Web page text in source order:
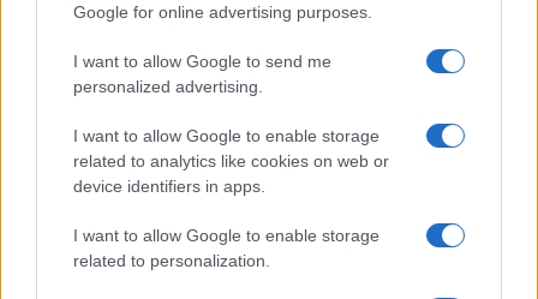
Google for online advertising purposes.
I want to allow Google to send me
personalized advertising.
I want to allow Google to enable storage
related to analytics like cookies on web or
device identifiers in apps.
I want to allow Google to enable storage
related to personalization.
Και η Lufthansa απορρίπτει τα πρώτα
Boeing 777-9 – Νέος πονοκέφαλος για